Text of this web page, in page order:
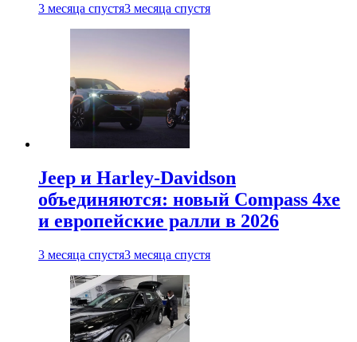
3 месяца спустя3 месяца спустя
Jeep и Harley-Davidson
объединяются: новый Compass 4xe
и европейские ралли в 2026
3 месяца спустя3 месяца спустя